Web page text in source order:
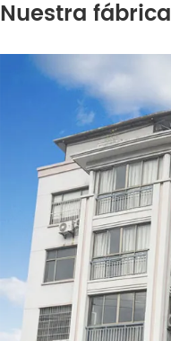
Nuestra fábrica